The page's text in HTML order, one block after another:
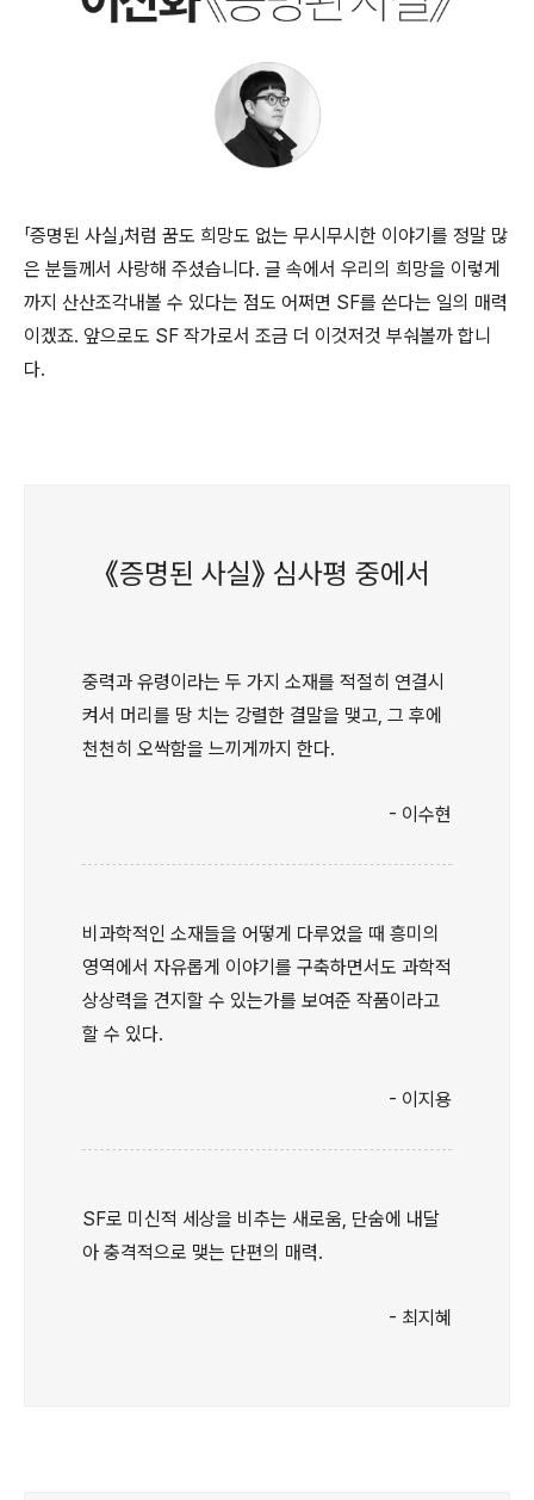
「증명된 사실」처럼 꿈도 희망도 없는 무시무시한 이야기를 정말 많
은 분들께서 사랑해 주셨습니다. 글 속에서 우리의 희망을 이렇게
까지 산산조각내볼 수 있다는 점도 어쩌면 SF를 쓴다는 일의 매력
이겠죠. 앞으로도 SF 작가로서 조금 더 이것저것 부숴볼까 합니
다.
《증명된 사실》 심사평 중에서
중력과 유령이라는 두 가지 소재를 적절히 연결시
켜서 머리를 땅 치는 강렬한 결말을 맺고, 그 후에
천천히 오싹함을 느끼게까지 한다.
- 이수현
비과학적인 소재들을 어떻게 다루었을 때 흥미의
영역에서 자유롭게 이야기를 구축하면서도 과학적
상상력을 견지할 수 있는가를 보여준 작품이라고
할 수 있다.
- 이지용
SF로 미신적 세상을 비추는 새로움, 단숨에 내달
아 충격적으로 맺는 단편의 매력.
- 최지혜